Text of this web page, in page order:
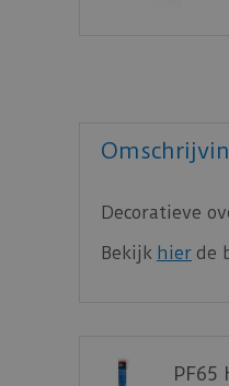
Decoratieve
Bekijk hier de